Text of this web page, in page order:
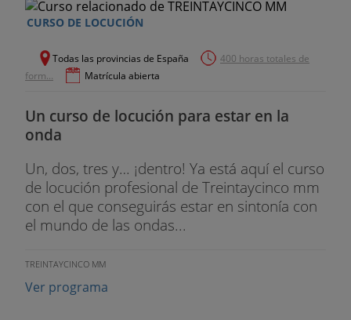
- Géneros actuales en el periodismo
- Métodos de investigación social
- Prácticas externas I
CURSO: CUARTO
- Diseño gráfico
- Diseño y programación web
- Marca personal en comunicación
- Prácticas externas II
CURSO DE LOCUCIÓN
Todas las provincias de España
400 horas totales de
form...
Matrícula abierta
Un curso de locución para estar en la
onda
Un, dos, tres y… ¡dentro! Ya está aquí el curso
de locución profesional de Treintaycinco mm
con el que conseguirás estar en sintonía con
el mundo de las ondas...
TREINTAYCINCO MM
Ver programa